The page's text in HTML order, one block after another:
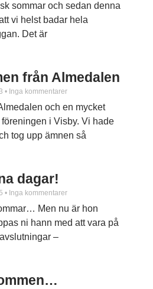
sommar och sedan denna
vi helst badar hela
Det är
från Almedalen
Inga kommentarer
och en mycket
i Visby. Vi hade
tog upp ämnen så
dagar!
Inga kommentarer
Men nu är hon
ni hann med att vara på
–